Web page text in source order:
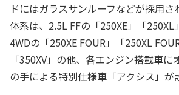
ドにはガラスサンルーフなどが採用さ
体系は、2.5L FFの「250XE」「250XL
4WDの「250XE FOUR」「250XL
「350XV」の他、各エンジン搭載車
の手による特別仕様車「アクシス」が